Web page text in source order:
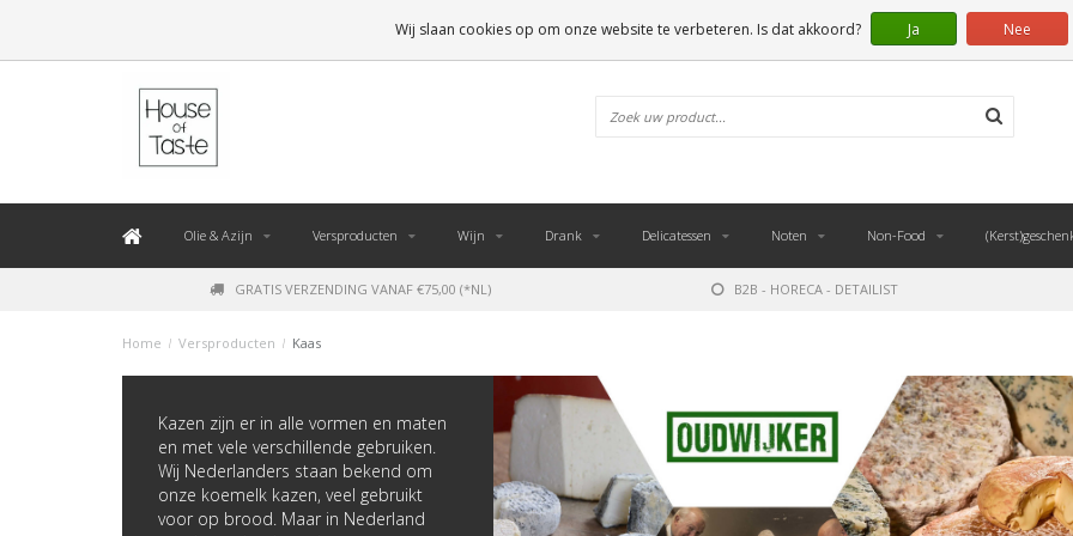
Olie & Azijn Versproducten Wijn Drank Delicatessen Noten Non-Food
GRATIS VERZENDING VANAF €75,00 (*NL) B2B - HORECA - DETAILIST
Home / Versproducten / Kaas
Kazen zijn er in alle vormen en maten
en met vele verschillende gebruiken.
Wij Nederlanders staan bekend om
onze koemelk kazen, veel gebruikt
voor op brood. Maar in Nederland
Wij slaan cookies op om onze website te verbeteren. Is dat akkoord? Ja Nee